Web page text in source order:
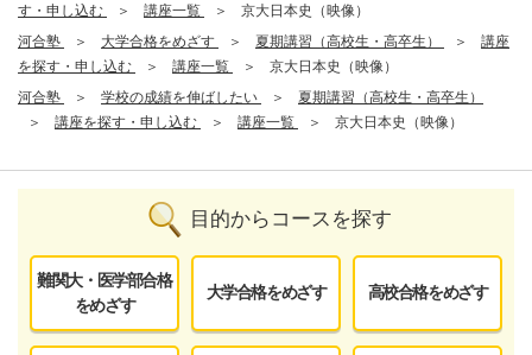
す・申し込む
講座一覧
京大日本史（映像）
河合塾
大学合格をめざす 夏期講習（高校生・高卒生）
講座
を探す・申し込む
講座一覧
京大日本史（映像）
河合塾
学校の成績を伸ばしたい
夏期講習（高校生・高卒生）
講座を探す・申し込む
講座一覧 京大日本史（映像）
目的からコースを探す
難関大・医学部合格
をめざす
大学合格をめざす 高校合格をめざす